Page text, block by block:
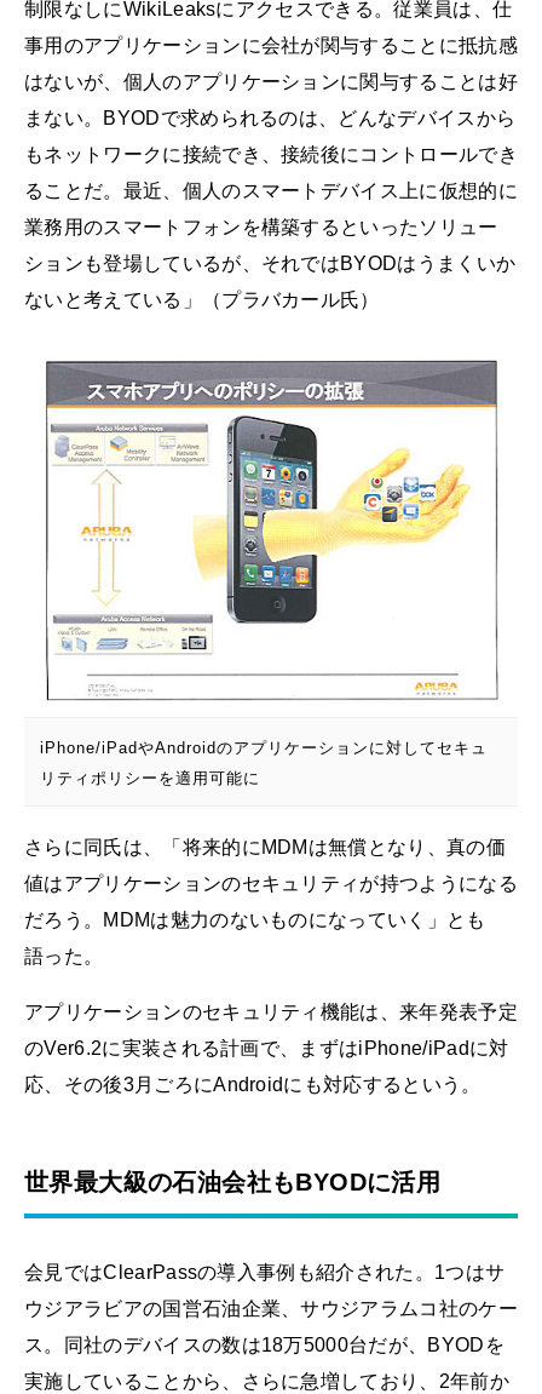
制限なしにWikiLeaksにアクセスできる。従業員は、仕
事用のアプリケーションに会社が関与することに抵抗感
はないが、個人のアプリケーションに関与することは好
まない。BYODで求められるのは、どんなデバイスから
もネットワークに接続でき、接続後にコントロールでき
ることだ。最近、個人のスマートデバイス上に仮想的に
業務用のスマートフォンを構築するといったソリュー
ションも登場しているが、それではBYODはうまくいか
ないと考えている」（プラバカール氏）
iPhone/iPadやAndroidのアプリケーションに対してセキュ
リティポリシーを適用可能に
さらに同氏は、「将来的にMDMは無償となり、真の価
値はアプリケーションのセキュリティが持つようになる
だろう。MDMは魅力のないものになっていく」とも
語った。
アプリケーションのセキュリティ機能は、来年発表予定
のVer6.2に実装される計画で、まずはiPhone/iPadに対
応、その後3月ごろにAndroidにも対応するという。
世界最大級の石油会社もBYODに活用
会見ではClearPassの導入事例も紹介された。1つはサ
ウジアラビアの国営石油企業、サウジアラムコ社のケー
ス。同社のデバイスの数は18万5000台だが、BYODを
実施していることから、さらに急増しており、2年前か